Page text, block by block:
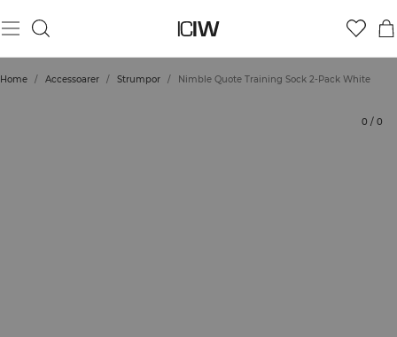
Home / Accessoarer / Strumpor / Nimble Quote Training Sock 2-Pack White
0 / 0